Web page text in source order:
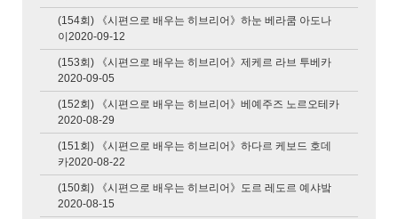
(154회) 《시편으로 배우는 히브리어》하눈 베라쿰 아도나
이2020-09-12
(153회) 《시편으로 배우는 히브리어》제케르 라브 투베카
2020-09-05
(152회) 《시편으로 배우는 히브리어》베예주즈 노르오테카
2020-08-29
(151회) 《시편으로 배우는 히브리어》하다르 케보드 호데
카2020-08-22
(150회) 《시편으로 배우는 히브리어》도르 레도르 예샤밬
2020-08-15